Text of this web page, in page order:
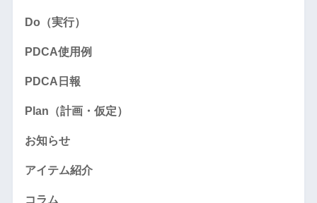
Do（実行）
PDCA使用例
PDCA日報
Plan（計画・仮定）
お知らせ
アイテム紹介
コラム